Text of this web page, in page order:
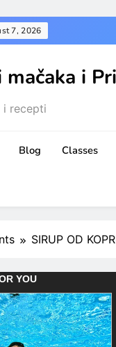
7, 2026
i
i recepti
Blog Classes
SIRUP OD